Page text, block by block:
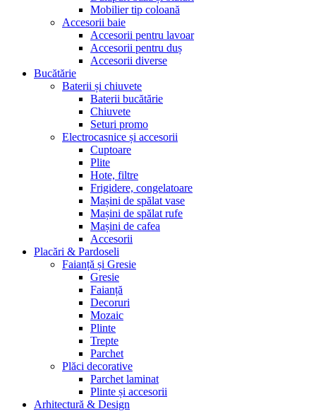
Mobilier tip coloană
Accesorii baie
Accesorii pentru lavoar
Accesorii pentru duș
Accesorii diverse
Bucătărie
Baterii și chiuvete
Baterii bucătărie
Chiuvete
Seturi promo
Electrocasnice și accesorii
Cuptoare
Plite
Hote, filtre
Frigidere, congelatoare
Mașini de spălat vase
Mașini de spălat rufe
Mașini de cafea
Accesorii
Placări & Pardoseli
Faianță și Gresie
Gresie
Faianță
Decoruri
Mozaic
Plinte
Trepte
Parchet
Plăci decorative
Parchet laminat
Plinte și accesorii
Arhitectură & Design